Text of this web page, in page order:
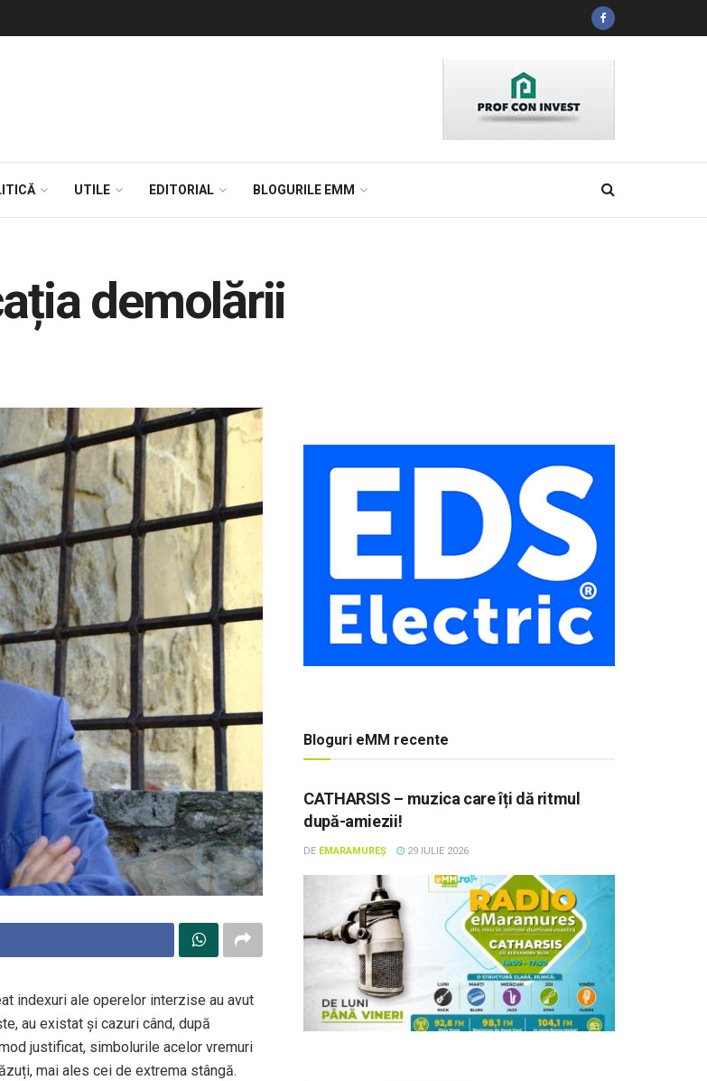
UTILE EDITORIAL BLOGURILE EMM
demolării
indexuri ale operelor interzise au avut
au existat și cazuri când, după
justificat, simbolurile acelor vremuri
mai ales cei de extrema stângă.
Bloguri eMM recente
CATHARSIS – muzica care îți dă ritmul
după-amiezii!
DE EMARAMUREȘ 29 IULIE 2026